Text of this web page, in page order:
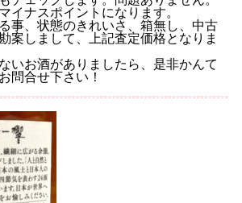
イナスポイントになります。
事、状態のきれいさ、箱無し、中古
案しまして、上記査定価格となりま
いお酒がありましたら、是非かんて
問合せ下さい！